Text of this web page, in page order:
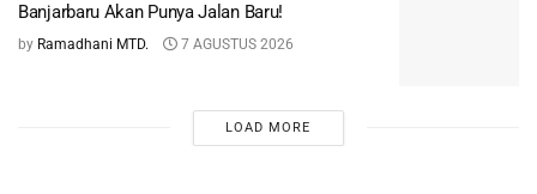
Banjarbaru Akan Punya Jalan Baru!
by Ramadhani MTD. 7 AGUSTUS 2026
LOAD MORE